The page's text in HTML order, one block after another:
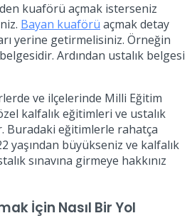
kuaförü açmak isterseniz
Bayan kuaförü açmak detay
yerine getirmelisiniz. Örneğin
Ardından ustalık belgesi
ve ilçelerinde Milli Eğitim
kalfalık eğitimleri ve ustalık
Buradaki eğitimlerle rahatça
yaşından büyükseniz ve kalfalık
sınavına girmeye hakkınız
İçin Nasıl Bir Yol